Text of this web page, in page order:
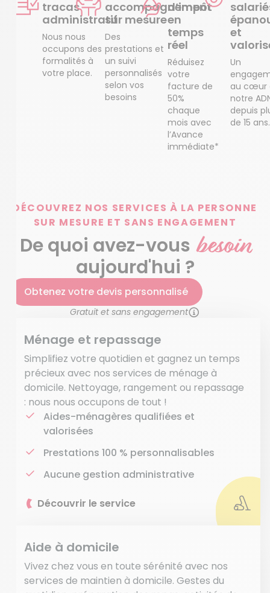
tracas
administratif
Nous nous
occupons des
formalités à
votre place.
accompagnement
sur mesure
Des
prestations et
un suivi
personnalisés
selon vos
besoins
d’impôt
en
temps
réel
Réduisez
votre
facture de
50%
chaque
mois avec
l’Avance
immédiate*
et
Un
au cœur
notre
depuis
de 15 ans.
DÉCOUVREZ NOS SERVICES À LA PERSONNE
SUR MESURE ET SANS ENGAGEMENT
De quoi avez-vous besoin
aujourd'hui ?
Obtenez votre devis personnalisé
Gratuit et sans engagement
Ménage et repassage
Simplifiez votre quotidien et gagnez un temps
précieux avec nos services de ménage à
domicile. Nettoyage, rangement ou repassage
: nous nous occupons de tout !
Aides-ménagères qualifiées et
valorisées
Prestations 100 % personnalisables
Aucune gestion administrative
Découvrir le service
Aide à domicile
Vivez chez vous en toute sérénité avec nos
services de maintien à domicile. Gestes du